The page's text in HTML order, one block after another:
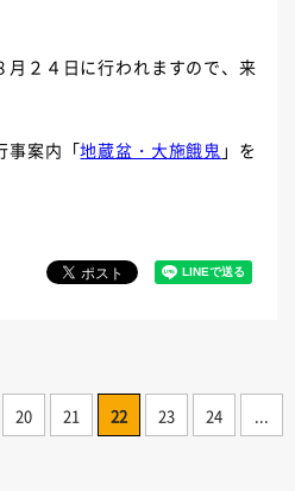
月２４日に行われますので、来
事案内「地蔵盆・大施餓鬼 」を
20 21 22 23 24 ...